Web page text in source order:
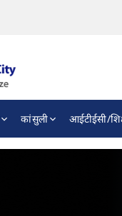
Mexico
कांसुली आईटीईसी/